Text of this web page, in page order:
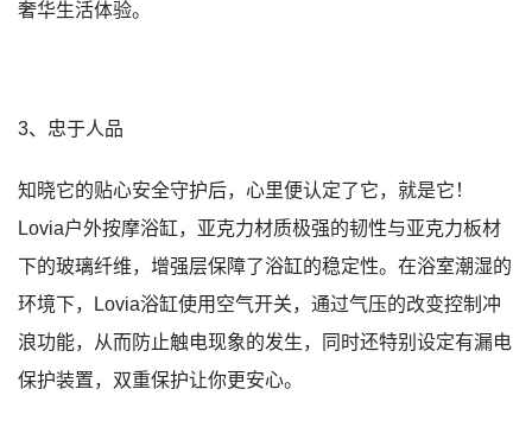
奢华生活体验。
3、忠于人品
知晓它的贴心安全守护后，心里便认定了它，就是它！
Lovia户外按摩浴缸，亚克力材质极强的韧性与亚克力板材
下的玻璃纤维，增强层保障了浴缸的稳定性。在浴室潮湿的
环境下，Lovia浴缸使用空气开关，通过气压的改变控制冲
浪功能，从而防止触电现象的发生，同时还特别设定有漏电
保护装置，双重保护让你更安心。